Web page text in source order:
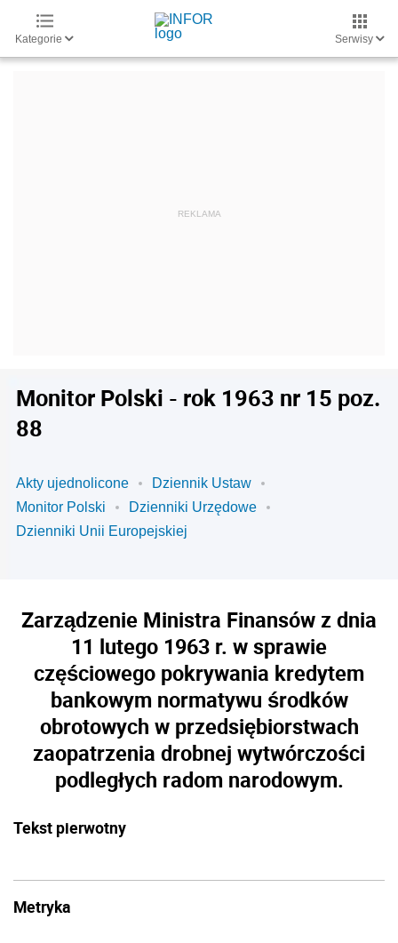
Kategorie Serwisy
Monitor Polski - rok 1963 nr 15 poz.
88
Akty ujednolicone
Dziennik Ustaw
Monitor Polski
Dzienniki Urzędowe
Dzienniki Unii Europejskiej
Zarządzenie Ministra Finansów z dnia
11 lutego 1963 r. w sprawie
częściowego pokrywania kredytem
bankowym normatywu środków
obrotowych w przedsiębiorstwach
zaopatrzenia drobnej wytwórczości
podległych radom narodowym.
Tekst pierwotny
Metryka